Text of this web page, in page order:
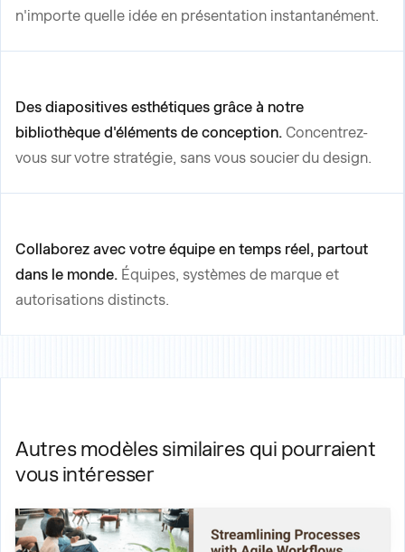
n'importe quelle idée en présentation instantanément.
Des diapositives esthétiques grâce à notre
bibliothèque d'éléments de conception. Concentrez-
vous sur votre stratégie, sans vous soucier du design.
Collaborez avec votre équipe en temps réel, partout
dans le monde. Équipes, systèmes de marque et
autorisations distincts.
Autres modèles similaires qui pourraient
vous intéresser